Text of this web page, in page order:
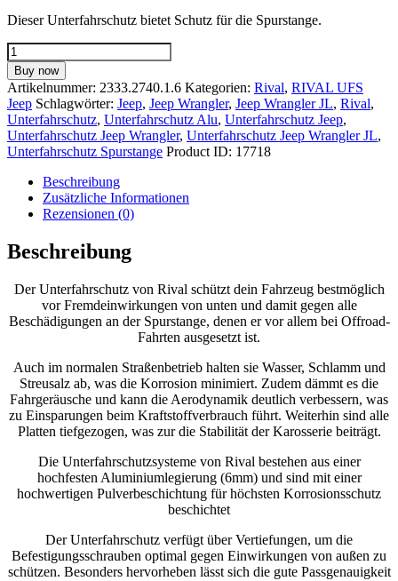
Dieser Unterfahrschutz bietet Schutz für die Spurstange.
Unterfahrschutz
-
Spurstange
für
JEEP
Wrangler
JL
2-/4-
Türer
2.0T;
2.2TD
Menge
Buy now
Artikelnummer: 2333.2740.1.6 Kategorien: Rival, RIVAL UFS
Jeep Schlagwörter: Jeep, Jeep Wrangler, Jeep Wrangler JL, Rival,
Unterfahrschutz, Unterfahrschutz Alu, Unterfahrschutz Jeep,
Unterfahrschutz Jeep Wrangler, Unterfahrschutz Jeep Wrangler JL,
Unterfahrschutz Spurstange Product ID: 17718
Beschreibung
Zusätzliche Informationen
Rezensionen (0)
Beschreibung
Der Unterfahrschutz von Rival schützt dein Fahrzeug bestmöglich
vor Fremdeinwirkungen von unten und damit gegen alle
Beschädigungen an der Spurstange, denen er vor allem bei Offroad-
Fahrten ausgesetzt ist.
Auch im normalen Straßenbetrieb halten sie Wasser, Schlamm und
Streusalz ab, was die Korrosion minimiert. Zudem dämmt es die
Fahrgeräusche und kann die Aerodynamik deutlich verbessern, was
zu Einsparungen beim Kraftstoffverbrauch führt. Weiterhin sind alle
Platten tiefgezogen, was zur die Stabilität der Karosserie beiträgt.
Die Unterfahrschutzsysteme von Rival bestehen aus einer
hochfesten Aluminiumlegierung (6mm) und sind mit einer
hochwertigen Pulverbeschichtung für höchsten Korrosionsschutz
beschichtet
Der Unterfahrschutz verfügt über Vertiefungen, um die
Befestigungsschrauben optimal gegen Einwirkungen von außen zu
schützen. Besonders hervorheben lässt sich die gute Passgenauigkeit